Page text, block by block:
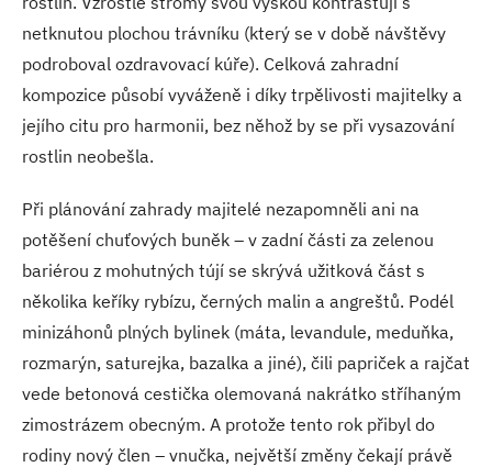
netknutou plochou trávníku (který se v době návštěvy
podroboval ozdravovací kúře). Celková zahradní
kompozice působí vyváženě i díky trpělivosti majitelky a
jejího citu pro harmonii, bez něhož by se při vysazování
rostlin neobešla.
Při plánování zahrady majitelé nezapomněli ani na
potěšení chuťových buněk – v zadní části za zelenou
bariérou z mohutných tújí se skrývá užitková část s
několika keříky rybízu, černých malin a angreštů. Podél
minizáhonů plných bylinek (máta, levandule, meduňka,
rozmarýn, saturejka, bazalka a jiné), čili papriček a rajčat
vede betonová cestička olemovaná nakrátko stříhaným
zimostrázem obecným. A protože tento rok přibyl do
rodiny nový člen – vnučka, největší změny čekají právě